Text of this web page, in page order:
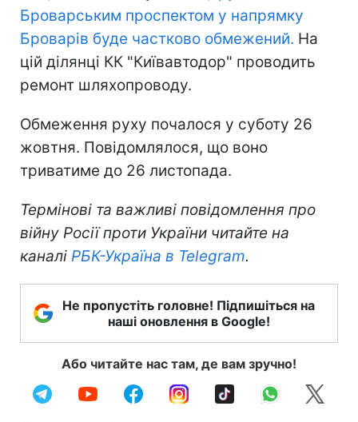
Броварським проспектом у напрямку
Броварів буде частково обмежений. На
цій ділянці КК "Київавтодор" проводить
ремонт шляхопроводу.
Обмеження руху почалося у суботу 26
жовтня. Повідомлялося, що воно
триватиме до 26 листопада.
Термінові та важливі повідомлення про
війну Росії проти України читайте на
каналі РБК-Україна в Telegram.
Не пропустіть головне! Підпишіться на
наші оновлення в Google!
Або читайте нас там, де вам зручно!